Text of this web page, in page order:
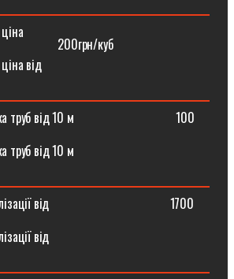
куб
від
труб від 10 м⠀⠀⠀⠀⠀⠀⠀⠀⠀⠀⠀100
труб від 10 м
від⠀⠀⠀⠀⠀⠀⠀⠀⠀⠀⠀⠀⠀1700
від